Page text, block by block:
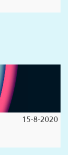
15-8-2020